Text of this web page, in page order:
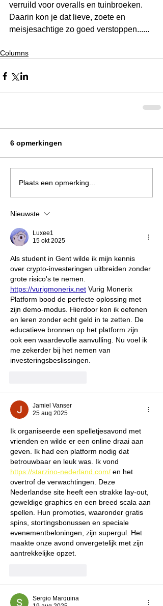
verruild voor overalls en tuinbroeken.
Daarin kon je dat lieve, zoete en
meisjesachtige zo goed verstoppen......
Columns
6 opmerkingen
Plaats een opmerking...
Nieuwste
Luxee1
15 okt 2025
Als student in Gent wilde ik mijn kennis
over crypto-investeringen uitbreiden zonder
grote risico's te nemen.
https://vurigmonerix.net Vurig Monerix
Platform bood de perfecte oplossing met
zijn demo-modus. Hierdoor kon ik oefenen
en leren zonder echt geld in te zetten. De
educatieve bronnen op het platform zijn
ook een waardevolle aanvulling. Nu voel ik
me zekerder bij het nemen van
investeringsbeslissingen.
Jamiel Vanser
25 aug 2025
Ik organiseerde een spelletjesavond met
vrienden en wilde er een online draai aan
geven. Ik had een platform nodig dat
betrouwbaar en leuk was. Ik vond
https://starzino-nederland.com/ en het
overtrof de verwachtingen. Deze
Nederlandse site heeft een strakke lay-out,
geweldige graphics en een breed scala aan
spellen. Hun promoties, waaronder gratis
spins, stortingsbonussen en speciale
evenementbeloningen, zijn supergul. Het
maakte onze avond onvergetelijk met zijn
aantrekkelijke opzet.
Sergio Marquina